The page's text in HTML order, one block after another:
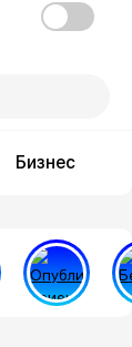
Бизнес